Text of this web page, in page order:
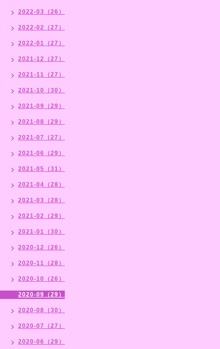
2022-03（26）
2022-02（27）
2022-01（27）
2021-12（27）
2021-11（27）
2021-10（30）
2021-09（29）
2021-08（29）
2021-07（27）
2021-06（29）
2021-05（31）
2021-04（28）
2021-03（28）
2021-02（29）
2021-01（30）
2020-12（26）
2020-11（28）
2020-10（26）
2020-09（29）
2020-08（30）
2020-07（27）
2020-06（29）